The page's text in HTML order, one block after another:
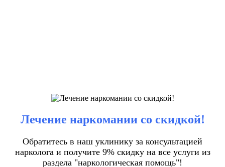
Лечение наркомании со скидкой!
Обратитесь в наш уклинику за консультацией
нарколога и получите 9% скидку на все услуги из
раздела "наркологическая помощь"!